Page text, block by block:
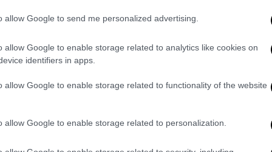
allow Google to send me personalized advertising.
allow Google to enable storage related to analytics like cookies on
identifiers in apps.
allow Google to enable storage related to functionality of the website
allow Google to enable storage related to personalization.
είναι ένας μεγάλος οργανισμός, με
στον κόσμο του. Αλλά κυρίως με
οι ομάδες μας, οι αθλήτριες και οι
με την παρουσία τους, το ήθος τους και
ενημερώσουμε όλη την οικογένεια του
την επιβίωση του Συλλόγου και την
επίπεδα, αλλά κυρίως το κύρος και την